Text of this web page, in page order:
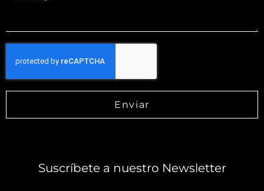
Enviar
Suscríbete a nuestro Newsletter